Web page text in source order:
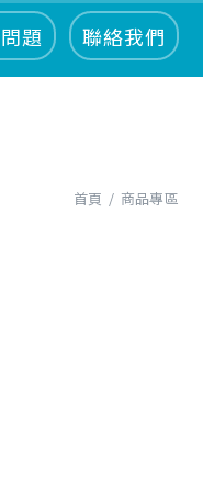
題 聯絡我們
首頁 商品專區